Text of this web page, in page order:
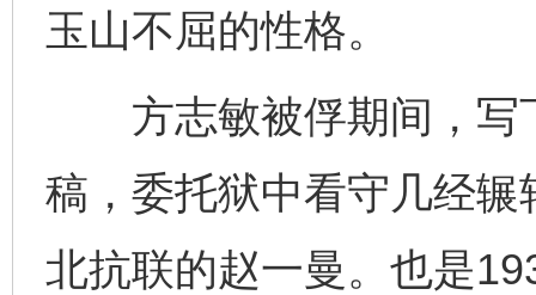
玉山不屈的性格。
方志敏被俘期间，写
稿，委托狱中看守几经
北抗联的赵一曼。也是